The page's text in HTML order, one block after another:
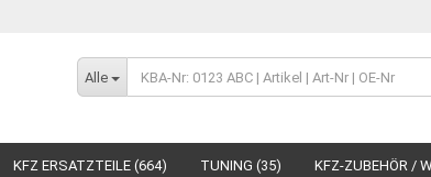
Alle
KFZ ERSATZTEILE (664) TUNING (35) KFZ-ZUBEHÖR /